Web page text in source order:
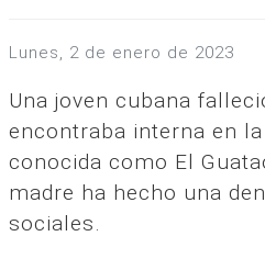
lunes, 2 de enero de 2023
Una joven cubana
encontraba interna en
conocida como El
madre ha hecho una
sociales.